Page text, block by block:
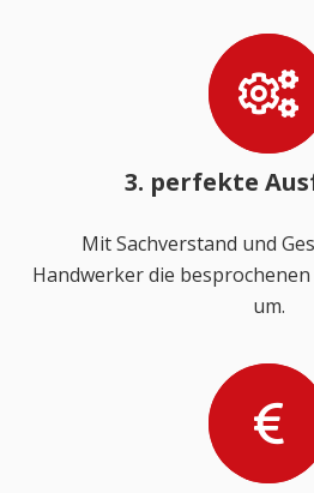
3. perfekte
Mit Sachverstand und
Handwerker die
um.